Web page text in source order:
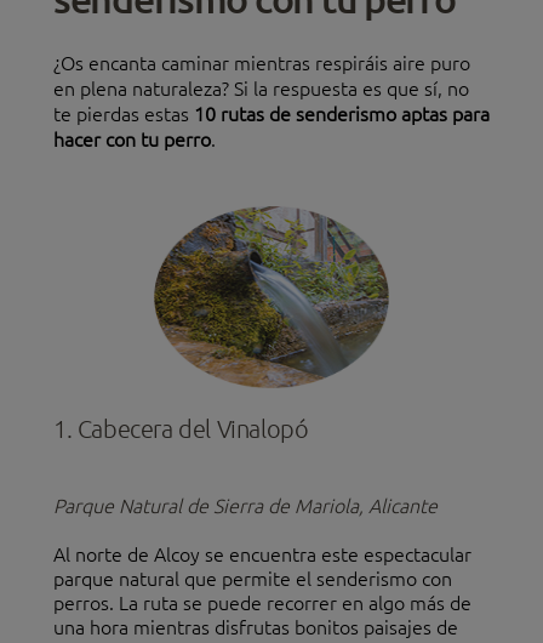
¿Os encanta caminar mientras respiráis aire puro
en plena naturaleza? Si la respuesta es que sí, no
te pierdas estas 10 rutas de senderismo aptas para
hacer con tu perro
1. Cabecera del Vinalopó
Parque Natural de Sierra de Mariola, Alicante
Al norte de Alcoy se encuentra este espectacular
parque natural que permite el senderismo con
perros. La ruta se puede recorrer en algo más de
una hora mientras disfrutas bonitos paisajes de